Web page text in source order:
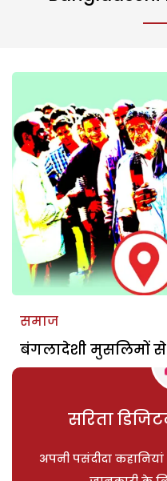
समाज
बंगलादेशी मुसलिमों
सरिता
अपनी पसंदीदा